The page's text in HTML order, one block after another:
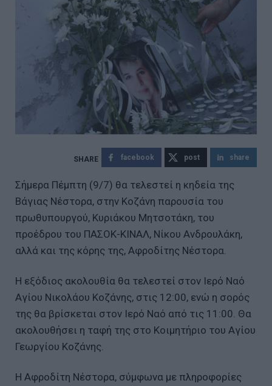
facebook post share
Σήμερα Πέμπτη (9/7) θα τελεστεί η κηδεία της
Βάγιας Νέστορα, στην Κοζάνη παρουσία του
πρωθυπουργού, Κυριάκου Μητσοτάκη, του
προέδρου του ΠΑΣΟΚ-ΚΙΝΑΛ, Νίκου Ανδρουλάκη,
αλλά και της κόρης της, Αφροδίτης Νέστορα.
Η εξόδιος ακολουθία θα τελεστεί στον Ιερό Ναό
Αγίου Νικολάου Κοζάνης, στις 12:00, ενώ η σορός
της θα βρίσκεται στον Ιερό Ναό από τις 11:00. Θα
ακολουθήσει η ταφή της στο Κοιμητήριο του Αγίου
Γεωργίου Κοζάνης.
Η Αφροδίτη Νέστορα, σύμφωνα με πληροφορίες